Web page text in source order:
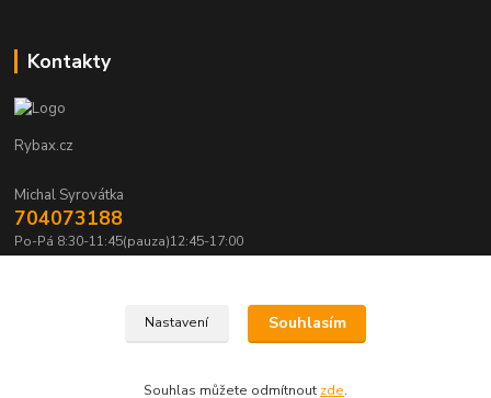
Kontakty
Rybax.cz
Michal Syrovátka
704073188
Po-Pá 8:30-11:45(pauza)12:45-17:00
Nastavení Souhlasím
Souhlas můžete odmítnout zde.